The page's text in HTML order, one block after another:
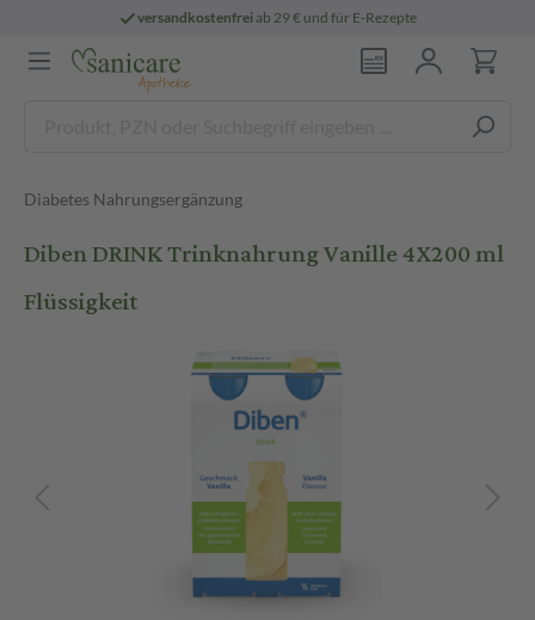
versandkostenfreiab 29 € und für E-Rezepte
Diabetes Nahrungsergänzung
Diben DRINK Trinknahrung Vanille 4X200 ml
Flüssigkeit